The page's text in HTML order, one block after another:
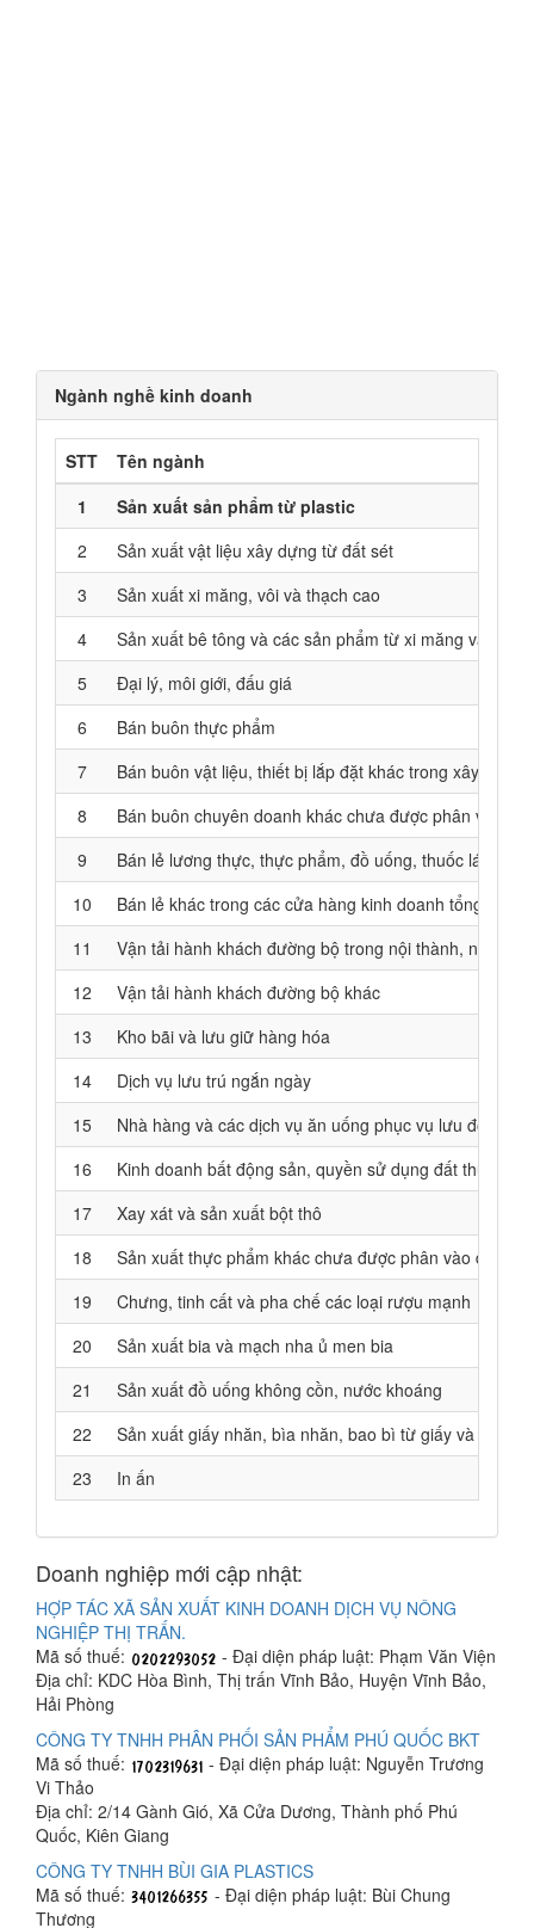
Ngành nghề kinh doanh
STT
Tên ngành
1
Sản xuất sản phẩm từ plastic
2
Sản xuất vật liệu xây dựng từ đất sét
3
Sản xuất xi măng, vôi và thạch cao
4
Sản xuất bê tông và các sản phẩm từ xi măng và
5
Đại lý, môi giới, đấu giá
6
Bán buôn thực phẩm
7
Bán buôn vật liệu, thiết bị lắp đặt khác trong xây dựng
8
Bán buôn chuyên doanh khác chưa được phân vào
9
Bán lẻ lương thực, thực phẩm, đồ uống, thuốc lá,
10
Bán lẻ khác trong các cửa hàng kinh doanh tổng hợp
11
Vận tải hành khách đường bộ trong nội thành, ngoại
12
Vận tải hành khách đường bộ khác
13
Kho bãi và lưu giữ hàng hóa
14
Dịch vụ lưu trú ngắn ngày
15
Nhà hàng và các dịch vụ ăn uống phục vụ lưu động
16
Kinh doanh bất động sản, quyền sử dụng đất thuộc
17
Xay xát và sản xuất bột thô
18
Sản xuất thực phẩm khác chưa được phân vào đâu
19
Chưng, tinh cất và pha chế các loại rượu mạnh
20
Sản xuất bia và mạch nha ủ men bia
21
Sản xuất đồ uống không cồn, nước khoáng
22
Sản xuất giấy nhăn, bìa nhăn, bao bì từ giấy và bìa
23
In ấn
Doanh nghiệp mới cập nhật:
HỢP TÁC XÃ SẢN XUẤT KINH DOANH DỊCH VỤ NÔNG
NGHIỆP THỊ TRẤN.
Mã số thuế:
- Đại diện pháp luật: Phạm Văn Viện
Địa chỉ: KDC Hòa Bình, Thị trấn Vĩnh Bảo, Huyện Vĩnh Bảo,
Hải Phòng
CÔNG TY TNHH PHÂN PHỐI SẢN PHẨM PHÚ QUỐC BKT
Mã số thuế:
- Đại diện pháp luật: Nguyễn Trương
Vi Thảo
Địa chỉ: 2/14 Gành Gió, Xã Cửa Dương, Thành phố Phú
Quốc, Kiên Giang
CÔNG TY TNHH BÙI GIA PLASTICS
Mã số thuế:
- Đại diện pháp luật: Bùi Chung
Thương